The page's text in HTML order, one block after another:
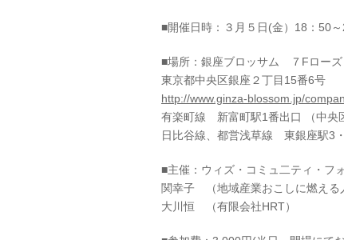
■開催日時：３月５日(金）18：50
■場所：銀座ブロッサム ７Fロー
東京都中央区銀座２丁目15番6号
http://www.ginza-blossom.jp/
有楽町線 新富町駅1番出口 （中央
日比谷線、都営浅草線 東銀座駅3
■主催：ウィズ・コミュ二ティ・フ
関幸子 （地域産業おこしに燃える
大川恒 （有限会社HRT）